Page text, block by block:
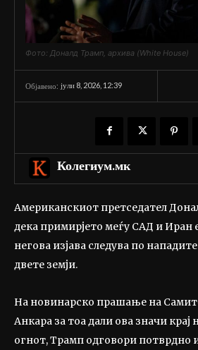
Фото: Доналд Трамп, архива (White House)
Објавено: јули 8, 2026, 12:39
Колегиум.мк
Американскиот претседател
дека примирјето меѓу САД и Иран
негова изјава следува по
двете земји.
На новинарско прашање на
Анкара за тоа дали ова значи крај
огнот, Трамп одговори потврдно